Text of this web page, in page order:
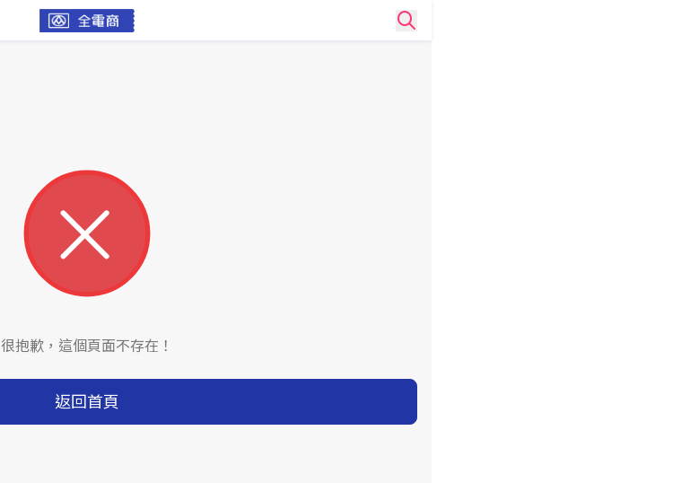
很抱歉，這個頁面不存在！
返回首頁